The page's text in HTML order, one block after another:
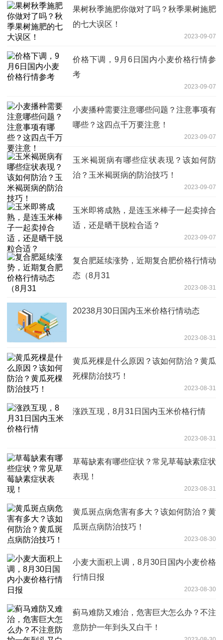
果树秋季施肥你做对了吗？秋季果树施肥
的七大误区！
2023-09-07
价格下调，9月6日国内小麦价格行情参
考
2023-09-07
小麦播种需要注意哪些问题？注意事项有
哪些？这四点千万要注意！
2023-09-07
玉米褐斑病有哪些症状表现？该如何防
治？玉米褐斑病的防治技巧！
2023-09-07
玉米即将成熟，是连玉米棒子一起卖掉合
适，还是晒干脱粒合适？
2023-09-07
复合肥延续涨势，近期复合肥价格行情动
态（8月31
2023-08-31
20238月30日国内玉米价格行情动态
2023-08-31
黄瓜死棵是什么原因？该如何防治？黄瓜
死棵防治技巧！
2023-08-31
涨跌互现，8月31日国内玉米价格行情
2023-08-31
草莓缺素有哪些症状？常见草莓缺素症状
表现！
2023-08-31
黄瓜斑点病危害有多大？该如何防治？黄
瓜斑点病防治技巧！
2023-08-30
小麦大面积上调，8月30日国内小麦价格
行情日报
2023-08-30
蓟马难防又难治，危害巨大怎么办？不注
意防护一年到头又白干！